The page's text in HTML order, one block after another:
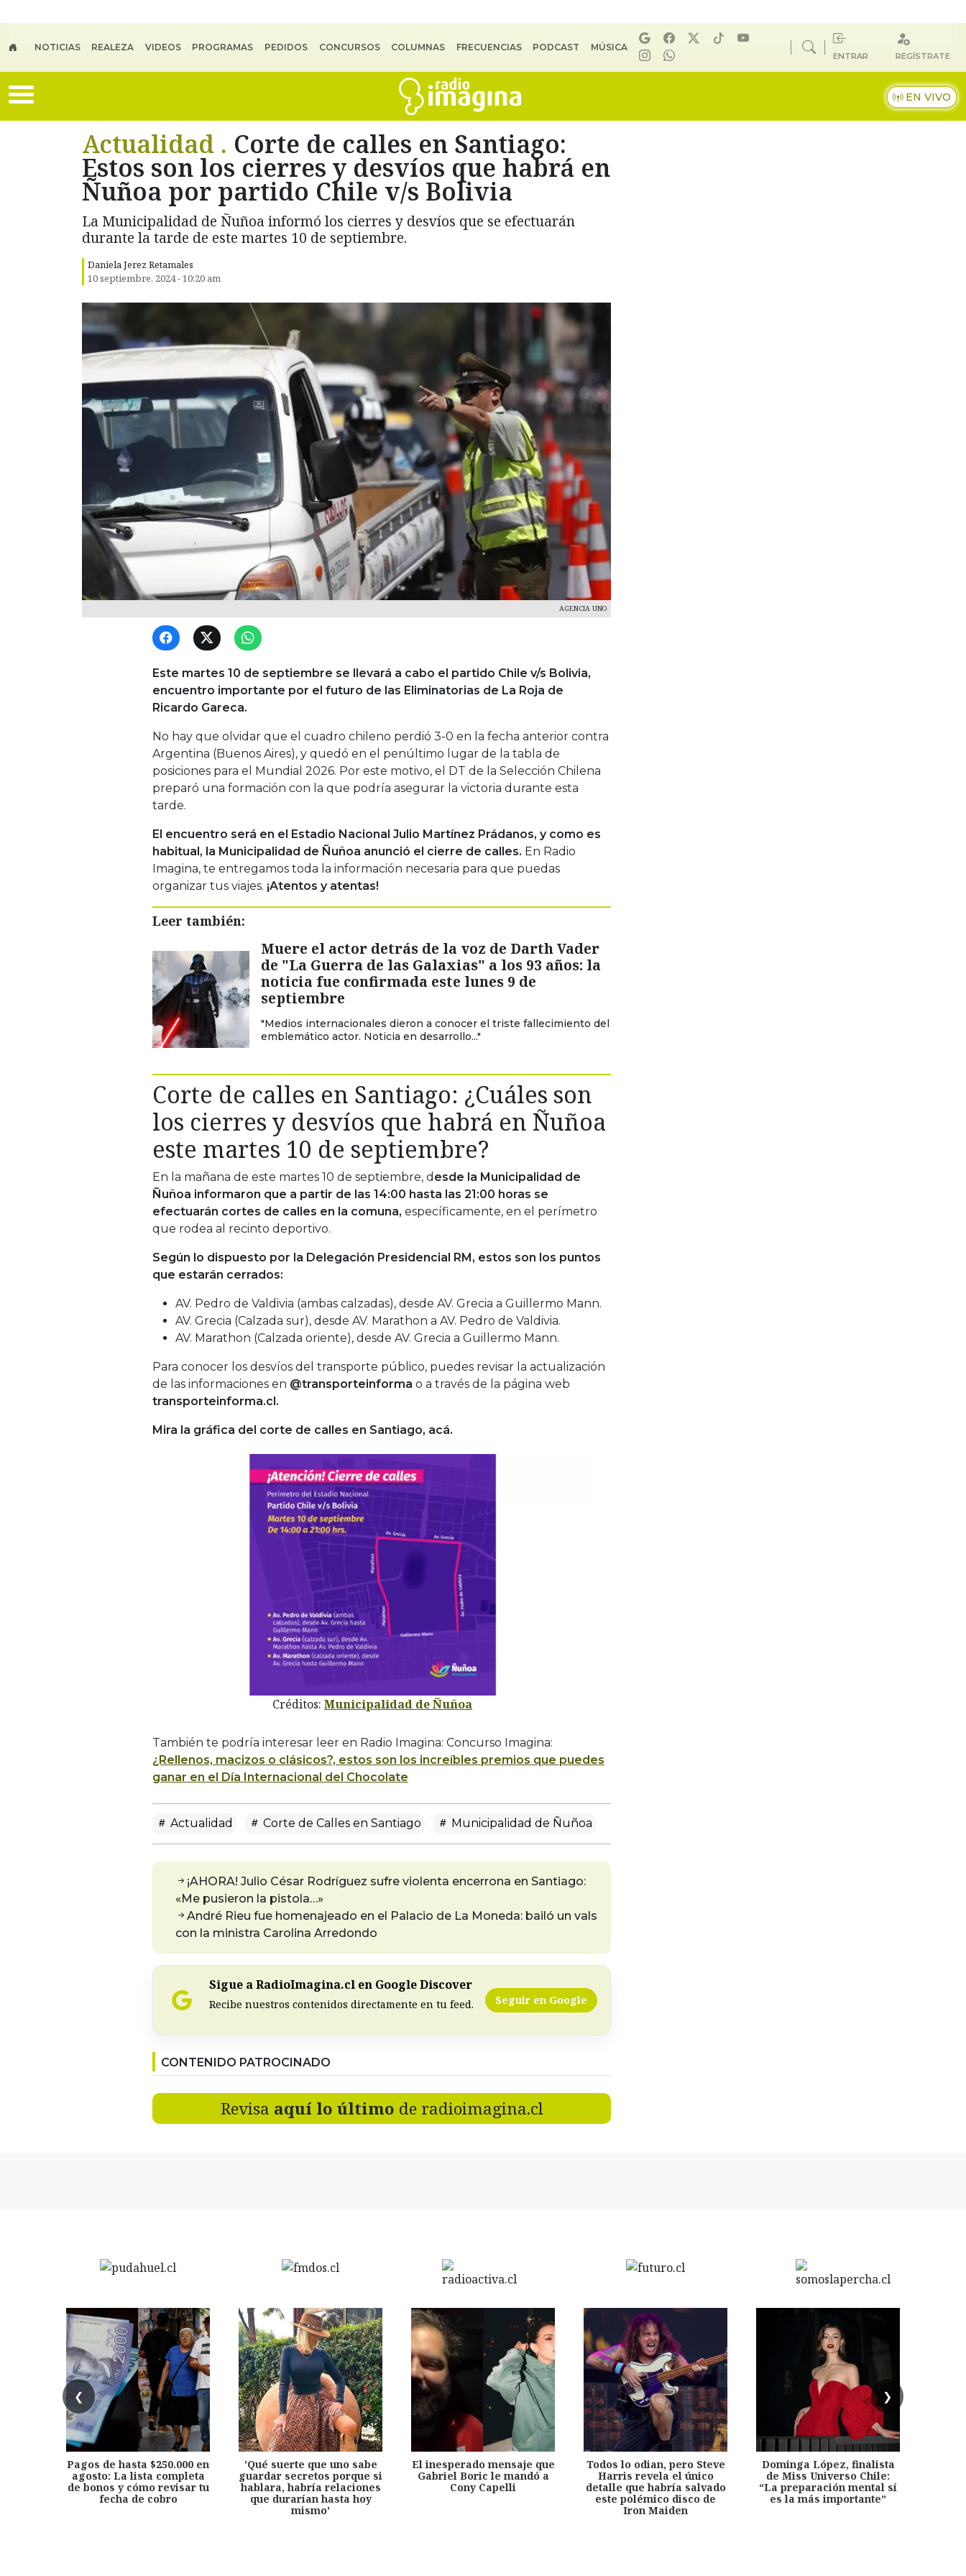
NOTICIAS REALEZA VIDEOS PROGRAMAS PEDIDOS CONCURSOS COLUMNAS FRECUENCIAS PODCAST MÚSICA
ENTRAR REGÍSTRATE
EN VIVO
Actualidad . Corte de calles en Santiago:
Estos son los cierres y desvíos que habrá en
Ñuñoa por partido Chile v/s Bolivia
La Municipalidad de Ñuñoa informó los cierres y desvíos que se efectuarán
durante la tarde de este martes 10 de septiembre.
Daniela Jerez Retamales
10 septiembre, 2024 - 10:20 am
AGENCIA UNO
Este martes 10 de septiembre se llevará a cabo el partido Chile v/s Bolivia,
encuentro importante por el futuro de las Eliminatorias de La Roja de
Ricardo Gareca.
No hay que olvidar que el cuadro chileno perdió 3-0 en la fecha anterior contra
Argentina (Buenos Aires), y quedó en el penúltimo lugar de la tabla de
posiciones para el Mundial 2026. Por este motivo, el DT de la Selección Chilena
preparó una formación con la que podría asegurar la victoria durante esta
tarde.
El encuentro será en el Estadio Nacional Julio Martínez Prádanos, y como es
habitual, la Municipalidad de Ñuñoa anunció el cierre de calles. En Radio
Imagina, te entregamos toda la información necesaria para que puedas
organizar tus viajes. ¡Atentos y atentas!
Leer también:
Muere el actor detrás de la voz de Darth Vader
de "La Guerra de las Galaxias" a los 93 años: la
noticia fue confirmada este lunes 9 de
septiembre
"Medios internacionales dieron a conocer el triste fallecimiento del
emblemático actor. Noticia en desarrollo..."
Corte de calles en Santiago: ¿Cuáles son
los cierres y desvíos que habrá en Ñuñoa
este martes 10 de septiembre?
En la mañana de este martes 10 de septiembre, d esde la Municipalidad de
Ñuñoa informaron que a partir de las 14:00 hasta las 21:00 horas se
efectuarán cortes de calles en la comuna, específicamente, en el perímetro
que rodea al recinto deportivo.
Según lo dispuesto por la Delegación Presidencial RM, estos son los puntos
que estarán cerrados:
AV. Pedro de Valdivia (ambas calzadas), desde AV. Grecia a Guillermo Mann.
AV. Grecia (Calzada sur), desde AV. Marathon a AV. Pedro de Valdivia.
AV. Marathon (Calzada oriente), desde AV. Grecia a Guillermo Mann.
Para conocer los desvíos del transporte público, puedes revisar la actualización
de las informaciones en @transporteinforma o a través de la página web
transporteinforma.cl.
Mira la gráfica del corte de calles en Santiago, acá.
Créditos:Municipalidad de Ñuñoa
También te podría interesar leer en Radio Imagina: Concurso Imagina:
¿Rellenos, macizos o clásicos?, estos son los increíbles premios que puedes
ganar en el Día Internacional del Chocolate
Actualidad Corte de Calles en Santiago Municipalidad de Ñuñoa
¡AHORA! Julio César Rodríguez sufre violenta encerrona en Santiago:
«Me pusieron la pistola…»
André Rieu fue homenajeado en el Palacio de La Moneda: bailó un vals
con la ministra Carolina Arredondo
Sigue a RadioImagina.cl en Google Discover
Recibe nuestros contenidos directamente en tu feed. Seguir en Google
CONTENIDO PATROCINADO
Revisa aquí lo último de radioimagina.cl
❮ ❯
Pagos de hasta $250.000 en
agosto: La lista completa
de bonos y cómo revisar tu
fecha de cobro
'Qué suerte que uno sabe
guardar secretos porque si
hablara, habría relaciones
que durarían hasta hoy
mismo'
El inesperado mensaje que
Gabriel Boric le mandó a
Cony Capelli
Todos lo odian, pero Steve
Harris revela el único
detalle que habría salvado
este polémico disco de
Iron Maiden
Dominga López, finalista
de Miss Universo Chile:
“La preparación mental sí
es la más importante”